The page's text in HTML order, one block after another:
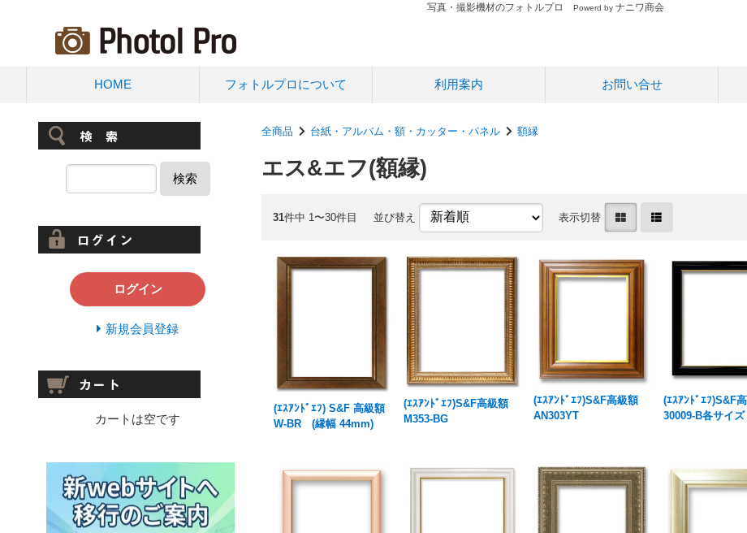
写真・撮影機材のフォトルプロ Powerd by ナニワ商会
HOME フォトルプロについて 利用案内 お問い合せ
全商品 台紙・アルバム・額・カッター・パネル 額縁
エス&エフ(額縁)
31件中 1〜30件目 並び替え 表示切替
(ｴｽｱﾝﾄﾞｴﾌ) S&F 高級額
W-BR (縁幅 44mm)
(ｴｽｱﾝﾄﾞｴﾌ)S&F高級額
M353-BG
(ｴｽｱﾝﾄﾞｴﾌ)S&F高級額
AN303YT
(ｴｽｱﾝﾄﾞｴﾌ)S&F
30009-B各サイズ
検索
ログイン
新規会員登録
カートは空です